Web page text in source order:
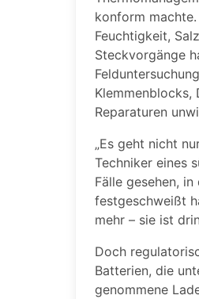
konform
Feuchtigkeit,
Steckvorgänge
Klemmenblocks,
Reparaturen
„Es geht nicht
Techniker eines
Fälle gesehen,
festgeschweißt
mehr – sie ist
Doch
Batterien, die
genommene